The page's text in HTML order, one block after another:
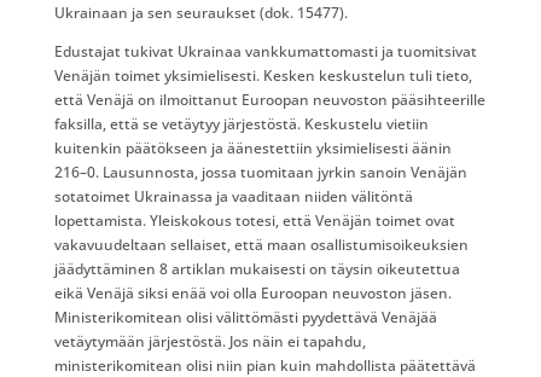
Ukrainaan ja sen seuraukset (dok. 15477).
Edustajat tukivat Ukrainaa vankkumattomasti ja tuomitsivat
Venäjän toimet yksimielisesti. Kesken keskustelun tuli tieto,
että Venäjä on ilmoittanut Euroopan neuvoston pääsihteerille
faksilla, että se vetäytyy järjestöstä. Keskustelu vietiin
kuitenkin päätökseen ja äänestettiin yksimielisesti äänin
216–0. Lausunnosta, jossa tuomitaan jyrkin sanoin Venäjän
sotatoimet Ukrainassa ja vaaditaan niiden välitöntä
lopettamista. Yleiskokous totesi, että Venäjän toimet ovat
vakavuudeltaan sellaiset, että maan osallistumisoikeuksien
jäädyttäminen 8 artiklan mukaisesti on täysin oikeutettua
eikä Venäjä siksi enää voi olla Euroopan neuvoston jäsen.
Ministerikomitean olisi välittömästi pyydettävä Venäjää
vetäytymään järjestöstä. Jos näin ei tapahdu,
ministerikomitean olisi niin pian kuin mahdollista päätettävä